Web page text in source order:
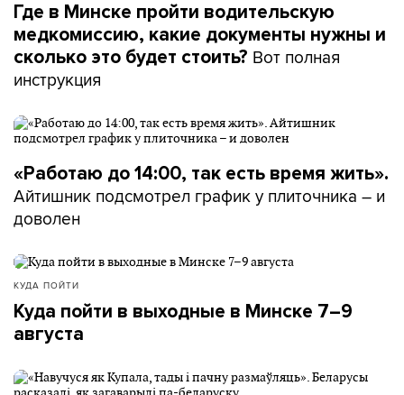
Где в Минске пройти водительскую
медкомиссию, какие документы нужны и
сколько это будет стоить? Вот полная
инструкция
«Работаю до 14:00, так есть время жить».
Айтишник подсмотрел график у плиточника – и
доволен
КУДА ПОЙТИ
Куда пойти в выходные в Минске 7–9
августа